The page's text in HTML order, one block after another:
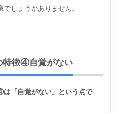
しょうがありません。
特徴④自覚がない
「自覚がない」という点で